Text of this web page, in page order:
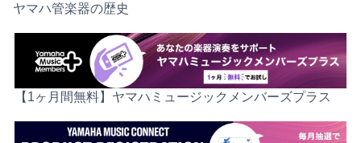
ヤマハ管楽器の歴史
【1ヶ月間無料】ヤマハミュージックメンバーズプラス